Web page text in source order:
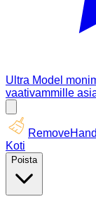
Ultra Model
vaativammille
Koti
Poista